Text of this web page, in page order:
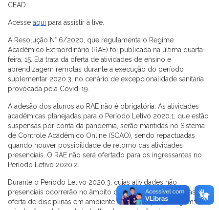
CEAD.
Acesse aqui para assistir à live.
A Resolução N° 6/2020, que regulamenta o Regime
Acadêmico Extraordinário (RAE) foi publicada na última quarta-
feira, 15. Ela trata da oferta de atividades de ensino e
aprendizagem remotas durante a execução do período
suplementar 2020.3, no cenário de excepcionalidade sanitária
provocada pela Covid-19.
A adesão dos alunos ao RAE não é obrigatória. As atividades
acadêmicas planejadas para o Período Letivo 2020.1, que estão
suspensas por conta da pandemia, serão mantidas no Sistema
de Controle Acadêmico Online (SCAO), sendo repactuadas
quando houver possibilidade de retorno das atividades
presenciais. O RAE não será ofertado para os ingressantes no
Período Letivo 2020.2.
Durante o Período Letivo 2020.3, cujas atividades não
presenciais ocorrerão no âmbito do RAE, estão autorizadas a
oferta de disciplinas em ambiente virtual de aprendizagem;